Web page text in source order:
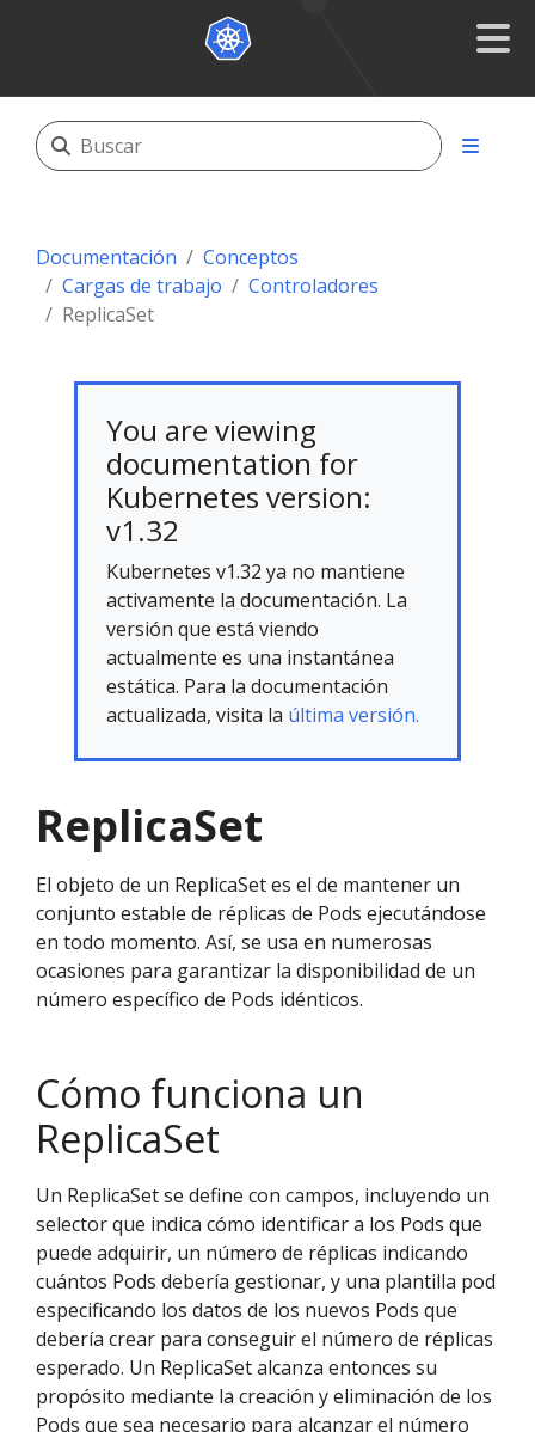
Documentación
Conceptos
Cargas de trabajo
Controladores
ReplicaSet
You are viewing
documentation for
Kubernetes version:
v1.32
Kubernetes v1.32 ya no mantiene
activamente la documentación. La
versión que está viendo
actualmente es una instantánea
estática. Para la documentación
actualizada, visita la última versión.
ReplicaSet
El objeto de un ReplicaSet es el de mantener un
conjunto estable de réplicas de Pods ejecutándose
en todo momento. Así, se usa en numerosas
ocasiones para garantizar la disponibilidad de un
número específico de Pods idénticos.
Cómo funciona un
ReplicaSet
Un ReplicaSet se define con campos, incluyendo un
selector que indica cómo identificar a los Pods que
puede adquirir, un número de réplicas indicando
cuántos Pods debería gestionar, y una plantilla pod
especificando los datos de los nuevos Pods que
debería crear para conseguir el número de réplicas
esperado. Un ReplicaSet alcanza entonces su
propósito mediante la creación y eliminación de los
Pods que sea necesario para alcanzar el número